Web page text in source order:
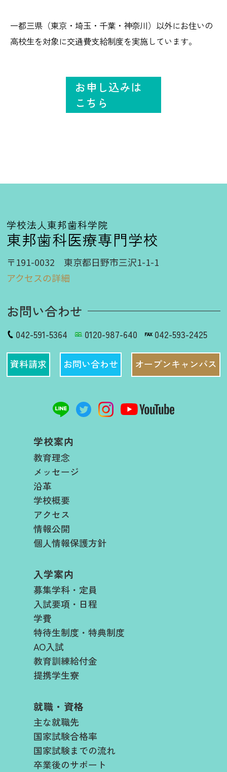
一都三県（東京・埼玉・千葉・神奈川）以外にお住いの
高校生を対象に交通費支給制度を実施しています。
お申し込みは
こちら
学校法人東邦歯科学院
東邦歯科医療専門学校
〒191-0032 東京都日野市三沢1-1-1
アクセスの詳細
お問い合わせ
042-591-5364 0120-987-640 042-593-2425
資料請求 お問い合わせ オープンキャンパス
学校案内
教育理念
メッセージ
沿革
学校概要
アクセス
情報公開
個人情報保護方針
入学案内
募集学科・定員
入試要項・日程​
学費​
特待生制度・特典制度
AO入試
教育訓練給付金
提携学生寮
就職・資格
主な就職先
国家試験合格率
国家試験までの流れ
卒業後のサポート